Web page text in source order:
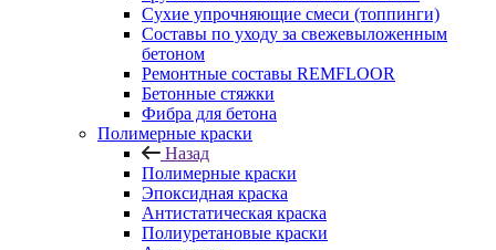
Сухие упрочняющие смеси (топпинги)
Составы по уходу за свежевыложенным
бетоном
Ремонтные составы REMFLOOR
Бетонные стяжки
Фибра для бетона
Полимерные краски
Назад
Полимерные краски
Эпоксидная краска
Антистатическая краска
Полиуретановые краски